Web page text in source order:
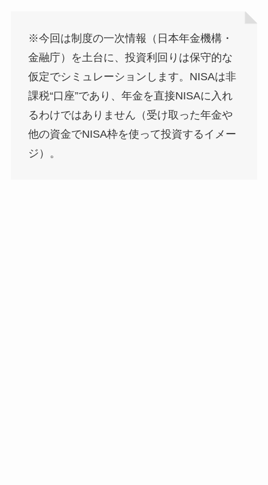
※今回は制度の一次情報（日本年金機構・
金融庁）を土台に、投資利回りは保守的な
仮定でシミュレーションします。NISAは非
課税“口座”であり、年金を直接NISAに入れ
るわけではありません（受け取った年金や
他の資金でNISA枠を使って投資するイメー
ジ）。